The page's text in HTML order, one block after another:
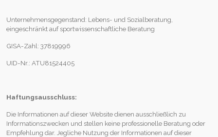
Unternehmensgegenstand: Lebens- und Sozialberatung,
eingeschränkt auf sportwissenschaftliche Beratung
GISA-Zahl: 37819996
UID-Nr.: ATU81524405
Haftungsausschluss:
Die Informationen auf dieser Website dienen ausschließlich zu
Informationszwecken und stellen keine professionelle Beratung oder
Empfehlung dar. Jegliche Nutzung der Informationen auf dieser